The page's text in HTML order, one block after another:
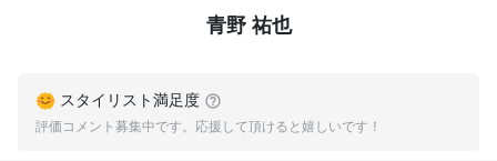
青野 祐也
スタイリスト満足度
評価コメント募集中です。応援して頂けると嬉しいです！